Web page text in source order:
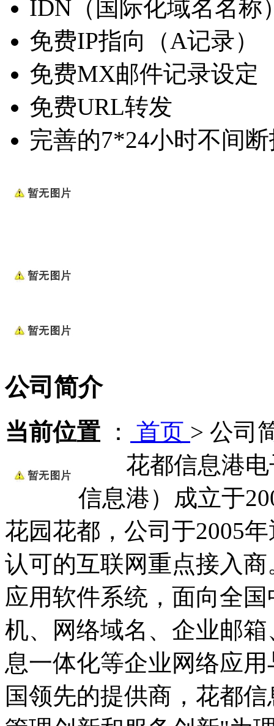
IDN（国际化域名名称
免费IP指向（A记录）
免费MX邮件记录设定
免费URL转发
完善的7*24小时不间
公司简介
当前位置 ： 首页 > 公司
花都信息港电
信息港）成立于
花园花都，公司于2005
认可的互联网重点接入
应用软件系统，面向全
机、网络域名、企业邮
息一体化等企业网络应
国领先的提供商，花都